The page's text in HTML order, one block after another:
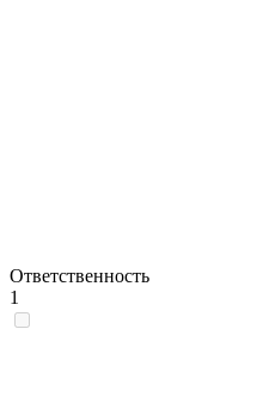
Ответственность
1